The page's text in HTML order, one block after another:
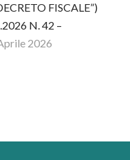
FISCALE”)
N. 42 –
2026